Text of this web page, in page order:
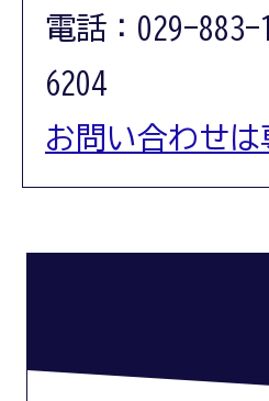
電話：029-
6204
お問い合わせ